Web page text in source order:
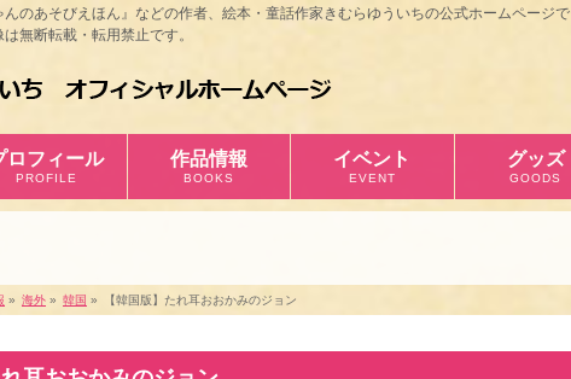
んのあそびえほん』などの作者、絵本・童話作家きむらゆういちの公式ホームページで
転載・転用禁止です。
ロフィール
PROFILE
作品情報
BOOKS
イベント
EVENT
グッズ
GOODS
» 海外 » 韓国 » 【韓国版】たれ耳おおかみのジョン